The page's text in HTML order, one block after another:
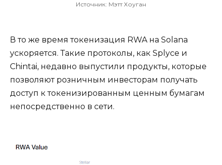
Источник: Мэтт Хоуган
В то же время токенизация RWA на Solana
ускоряется. Такие протоколы, как Splyce и
Chintai, недавно выпустили продукты, которые
позволяют розничным инвесторам получать
доступ к токенизированным ценным бумагам
непосредственно в сети.